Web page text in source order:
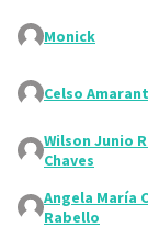
Monick
Celso
Wilson Junio
Chaves
Angela María
Rabello